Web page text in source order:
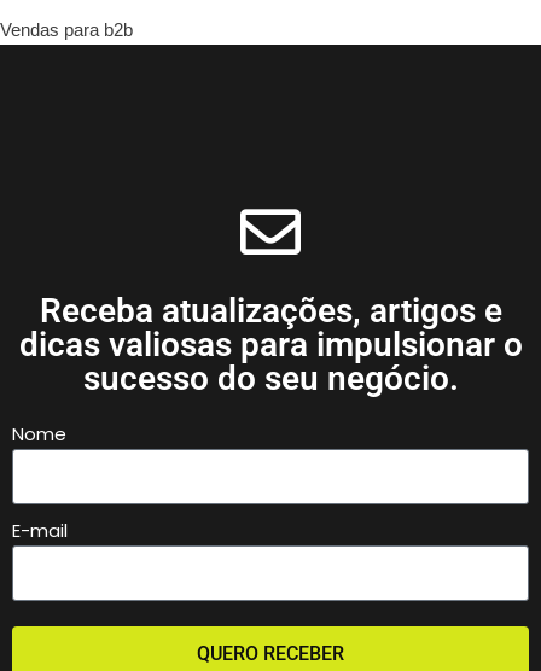
Vendas para b2b
Receba atualizações, artigos e
dicas valiosas para impulsionar o
sucesso do seu negócio.
Nome
E-mail
QUERO RECEBER